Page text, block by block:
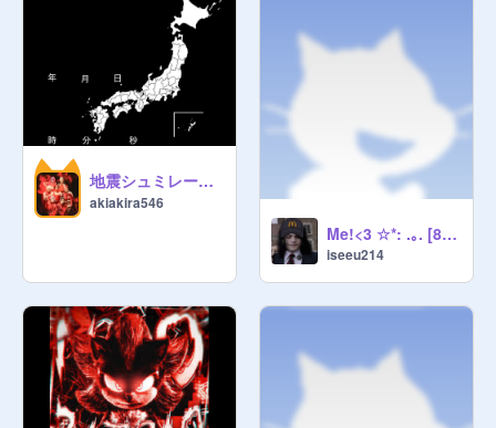
地震シュミレーション パート1
akiakira546
Me!<3 ☆*: .｡. [888] Simple Loop / filler .｡.:*☆ remix-4
iseeu214